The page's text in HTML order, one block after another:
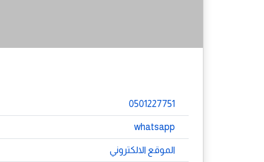
0501227751
whatsapp
الموقع الالكتروني